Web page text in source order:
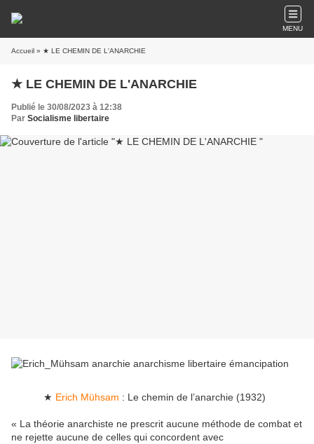
MENU
Accueil » ★ LE CHEMIN DE L'ANARCHIE
★ LE CHEMIN DE L'ANARCHIE
Publié le 30/08/2023 à 12:38
Par Socialisme libertaire
★ Erich Mühsam : Le chemin de l’anarchie (1932)
« La théorie anarchiste ne prescrit aucune méthode de combat et
ne rejette aucune de celles qui concordent avec